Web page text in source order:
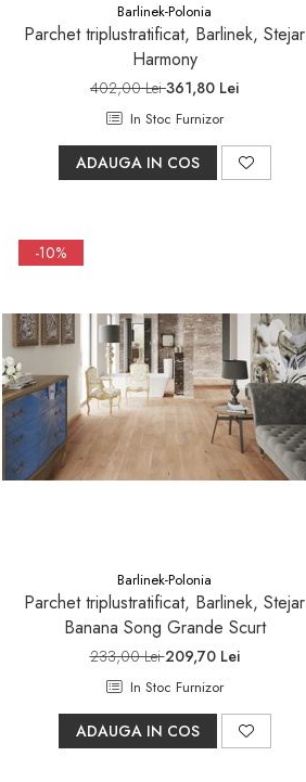
Barlinek-Polonia
Parchet triplustratificat, Barlinek, Stejar
Harmony
402,00 Lei361,80 Lei
In Stoc Furnizor
ADAUGA IN COS
-10%
Barlinek-Polonia
Parchet triplustratificat, Barlinek, Stejar
Banana Song Grande Scurt
233,00 Lei209,70 Lei
In Stoc Furnizor
ADAUGA IN COS